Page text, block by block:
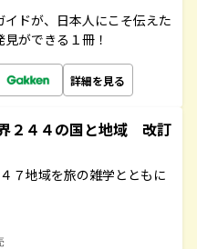
ドが、日本人にこそ伝えた
ができる１冊！
詳細を見る
２４４の国と地域 改訂
７地域を旅の雑学とともに